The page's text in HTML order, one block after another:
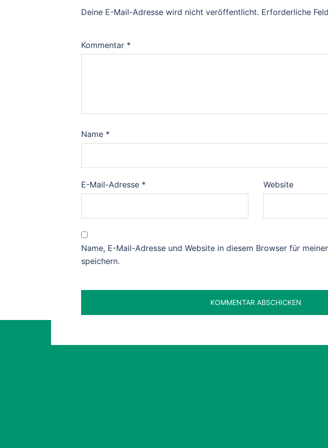
Deine E-Mail-Adresse wird nicht veröffentlicht. Erforderliche
Kommentar *
Name *
E-Mail-Adresse * Website
Name, E-Mail-Adresse und Website in diesem Browser für
speichern.